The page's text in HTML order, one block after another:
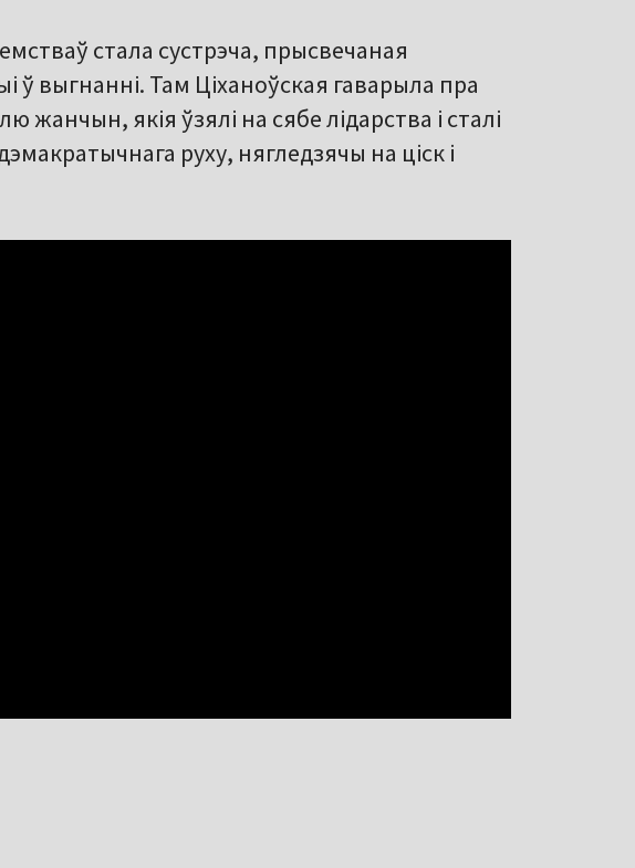
стала сустрэча, прысвечаная
ў выгнанні. Там Ціханоўская гаварыла пра
жанчын, якія ўзялі на сябе лідарства і сталі
руху, нягледзячы на ціск і